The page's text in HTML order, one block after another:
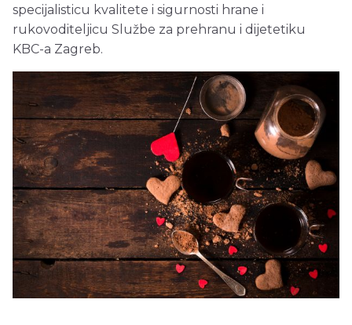
specijalisticu kvalitete i sigurnosti hrane i
rukovoditeljicu Službe za prehranu i dijetetiku
KBC-a Zagreb.